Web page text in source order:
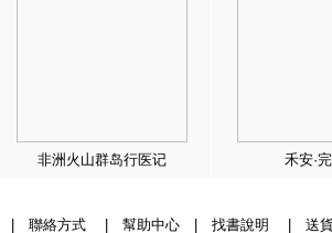
非洲火山群岛行医记 禾安·
聯絡方式| 幫助中心| 找書說明 送